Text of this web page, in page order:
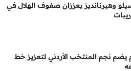
وهيرنانديز يعززان صفوف الهلال في
يضم نجم المنتخب الأردني لتعزيز خط